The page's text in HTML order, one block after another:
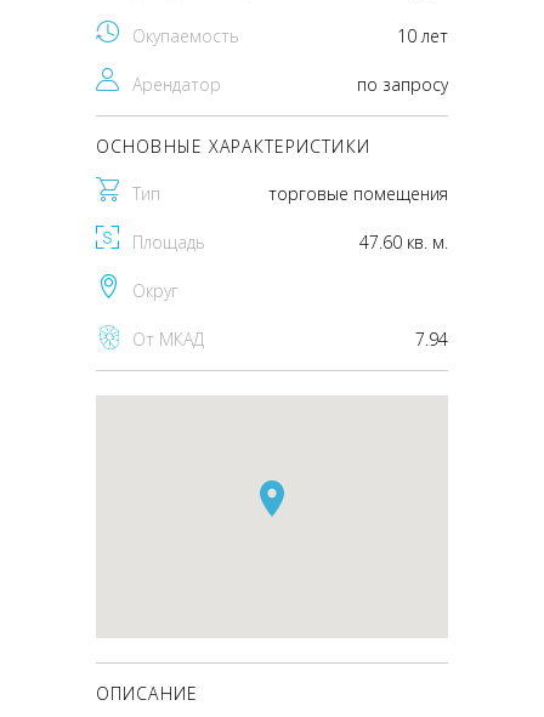
Окупаемость 10 лет
Арендатор по запросу
ОСНОВНЫЕ ХАРАКТЕРИСТИКИ
Тип торговые помещения
Площадь 47.60 кв. м.
Округ
От МКАД 7.94
ОПИСАНИЕ